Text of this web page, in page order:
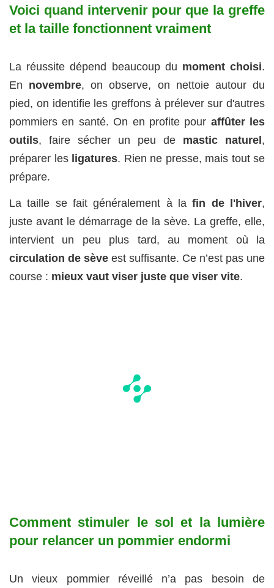
Voici quand intervenir pour que la greffe
et la taille fonctionnent vraiment
La réussite dépend beaucoup du moment choisi.
En novembre, on observe, on nettoie autour du
pied, on identifie les greffons à prélever sur d'autres
pommiers en santé. On en profite pour affûter les
outils, faire sécher un peu de mastic naturel ,
préparer les ligatures. Rien ne presse, mais tout se
prépare.
La taille se fait généralement à lafin de l'hiver,
juste avant le démarrage de la sève. La greffe, elle,
intervient un peu plus tard, au moment où la
circulation de sève est suffisante. Ce n’est pas une
course : mieux vaut viser juste que viser vite.
Comment stimuler le sol et la lumière
pour relancer un pommier endormi
Un vieux pommier réveillé n’a pas besoin de